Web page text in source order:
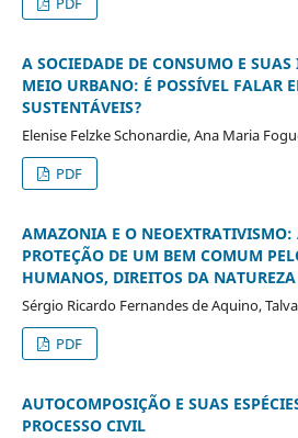
A SOCIEDADE DE CONSUMO E
MEIO URBANO: É POSSÍVEL FALAR
SUSTENTÁVEIS?
Elenise Felzke Schonardie, Ana Maria
PDF
AMAZONIA E O NEOEXTRATIVISMO:
PROTEÇÃO DE UM BEM COMUM
HUMANOS, DIREITOS DA
Sérgio Ricardo Fernandes de Aquino,
PDF
AUTOCOMPOSIÇÃO E SUAS
PROCESSO CIVIL